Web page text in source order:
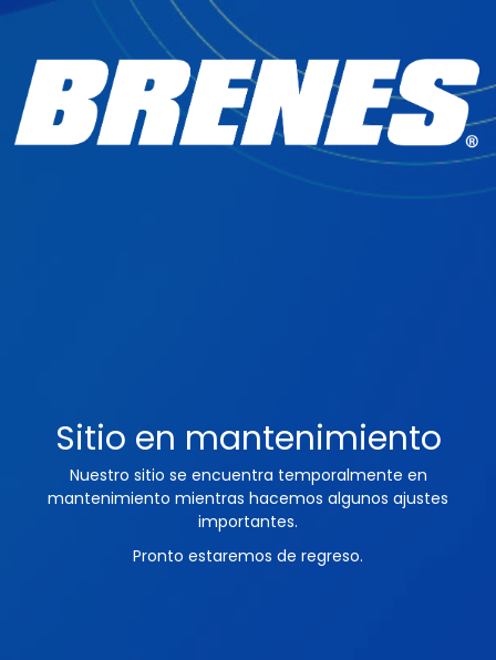
Sitio en mantenimiento
Nuestro sitio se encuentra temporalmente en
mantenimiento mientras hacemos algunos ajustes
importantes.
Pronto estaremos de regreso.